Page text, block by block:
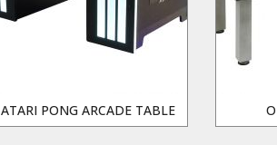
ATARI PONG ARCADE TABLE